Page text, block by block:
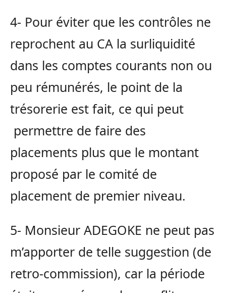
4- Pour éviter que les contrôles ne
reprochent au CA la surliquidité
dans les comptes courants non ou
peu rémunérés, le point de la
trésorerie est fait, ce qui peut
permettre de faire des
placements plus que le montant
proposé par le comité de
placement de premier niveau.
5- Monsieur ADEGOKE ne peut pas
m’apporter de telle suggestion (de
retro-commission), car la période